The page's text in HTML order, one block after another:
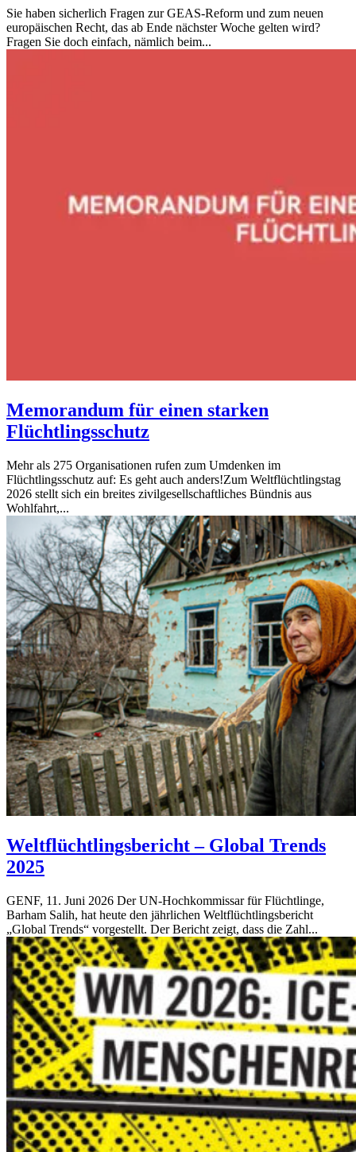
Sie haben sicherlich Fragen zur GEAS-Reform und zum neuen
europäischen Recht, das ab Ende nächster Woche gelten wird?
Fragen Sie doch einfach, nämlich beim...
Memorandum für einen starken
Flüchtlingsschutz
Mehr als 275 Organisationen rufen zum Umdenken im
Flüchtlingsschutz auf: Es geht auch anders!Zum Weltflüchtlingstag
2026 stellt sich ein breites zivilgesellschaftliches Bündnis aus
Wohlfahrt,...
Weltflüchtlingsbericht – Global Trends
2025
GENF, 11. Juni 2026 Der UN-Hochkommissar für Flüchtlinge,
Barham Salih, hat heute den jährlichen Weltflüchtlingsbericht
„Global Trends“ vorgestellt. Der Bericht zeigt, dass die Zahl...